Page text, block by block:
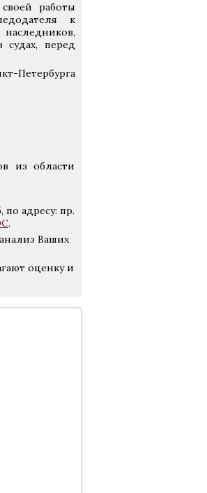
работы
к
судах, перед
Петербурга
из области
адресу: пр.
.
Ваших
оценку и